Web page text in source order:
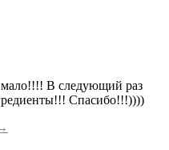
В следующий раз
Спасибо!!!))))